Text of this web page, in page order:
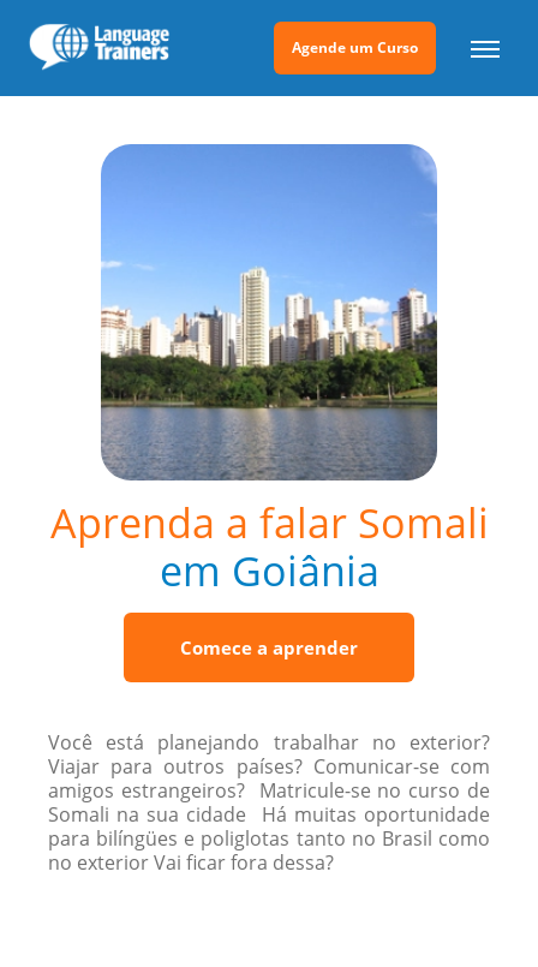
Agende um Curso
Aprenda a falar Somali
em Goiânia
Comece a aprender
Você está planejando trabalhar no exterior?
Viajar para outros países? Comunicar-se com
amigos estrangeiros? Matricule-se no curso de
Somali na sua cidade Há muitas oportunidade
para bilíngües e poliglotas tanto no Brasil como
no exterior Vai ficar fora dessa?